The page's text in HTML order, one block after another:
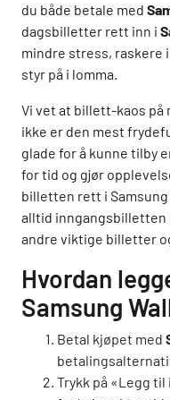
du både betale med
dagsbilletter rett inn i
mindre stress, raskere
styr på i lomma.
Vi vet at billett-kaos
ikke er den mest
glade for å kunne tilby
for tid og gjør
billetten rett i
alltid inngangsbilletten
andre viktige billetter
Hvordan
Samsung
Betal kjøpet med
Trykk på «Legg